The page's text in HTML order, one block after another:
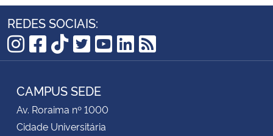
REDES SOCIAIS:
Instagram
Facebook
TikTok
Twitter
YouTube
LinkedIn
RSS
CAMPUS SEDE
Av. Roraima nº 1000
Cidade Universitária